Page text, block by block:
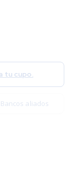
tu cupo.
Bancos aliados